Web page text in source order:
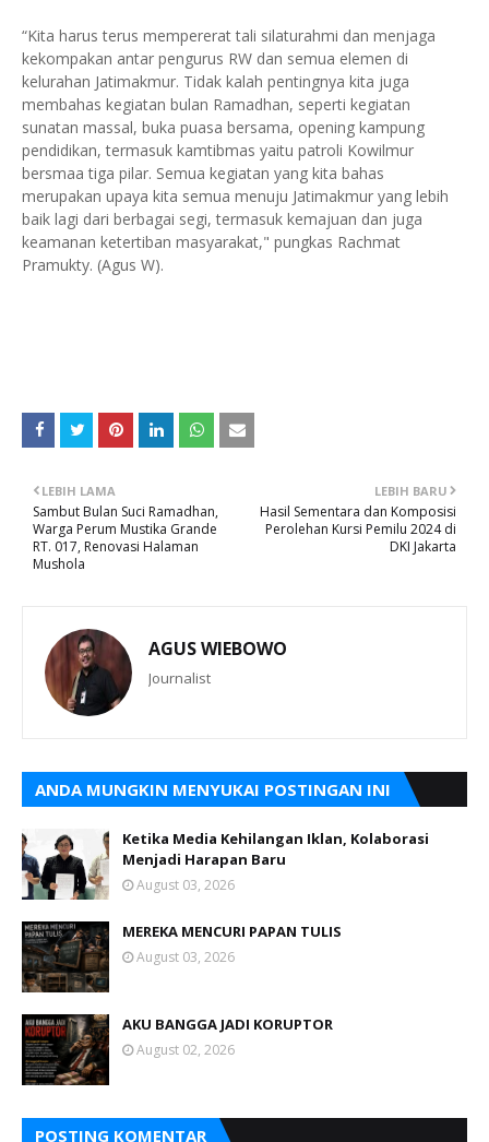
“Kita harus terus mempererat tali silaturahmi dan menjaga
kekompakan antar pengurus RW dan semua elemen di
kelurahan Jatimakmur. Tidak kalah pentingnya kita juga
membahas kegiatan bulan Ramadhan, seperti kegiatan
sunatan massal, buka puasa bersama, opening kampung
pendidikan, termasuk kamtibmas yaitu patroli Kowilmur
bersmaa tiga pilar. Semua kegiatan yang kita bahas
merupakan upaya kita semua menuju Jatimakmur yang lebih
baik lagi dari berbagai segi, termasuk kemajuan dan juga
keamanan ketertiban masyarakat," pungkas Rachmat
Pramukty. (Agus W).
LEBIH BARU
Hasil Sementara dan Komposisi
Perolehan Kursi Pemilu 2024 di
DKI Jakarta
LEBIH LAMA
Sambut Bulan Suci Ramadhan,
Warga Perum Mustika Grande
RT. 017, Renovasi Halaman
Mushola
AGUS WIEBOWO
Journalist
ANDA MUNGKIN MENYUKAI POSTINGAN INI
Ketika Media Kehilangan Iklan, Kolaborasi
Menjadi Harapan Baru
August 03, 2026
MEREKA MENCURI PAPAN TULIS
August 03, 2026
AKU BANGGA JADI KORUPTOR
August 02, 2026
POSTING KOMENTAR